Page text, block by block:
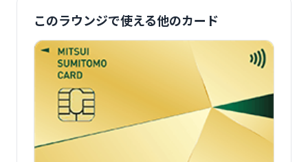
このラウンジで使える他のカード